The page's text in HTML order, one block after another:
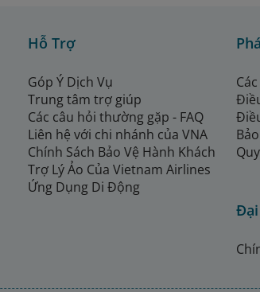
Hỗ Trợ
Góp Ý Dịch Vụ
Trung tâm trợ giúp
Các câu hỏi thường gặp - FAQ
Liên hệ với chi nhánh của VNA
Chính Sách Bảo Vệ Hành Khách
Trợ Lý Ảo Của Vietnam Airlines
Ứng Dụng Di Động